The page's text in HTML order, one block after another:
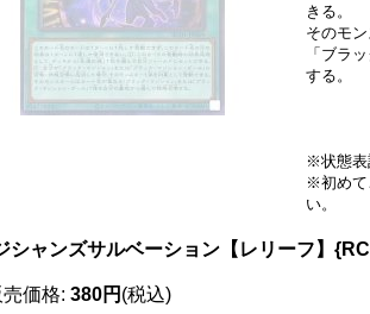
きる。
そのモ
「ブラ
する。
※状態表
※初めて
い。
シャンズサルベーション【レリーフ】
売価格: 380円 (税込)